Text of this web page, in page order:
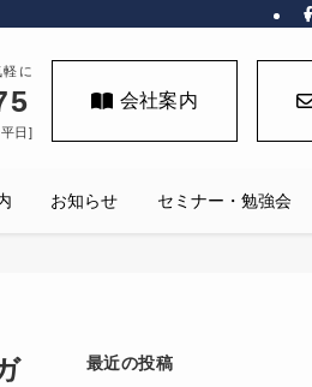
に
日]
会社案内
お知らせ セミナー・勉強会
最近の投稿